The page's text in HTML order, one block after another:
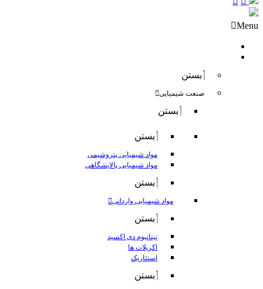
Menu
بستن
صنعت شیمیایی
بستن
بستن
مواد شیمیایی پتروشیمی
مواد شیمیایی پالایشگاهی
بستن
مواد شیمیایی وارداتی
بستن
تیتانیوم دی اکسید
اکریلات ها
استئاریک
بستن